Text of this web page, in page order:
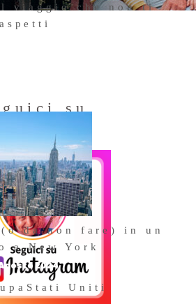
viaggio che non ti
aspetti
da non fare) in un
a New York
2024
Stati Uniti
su